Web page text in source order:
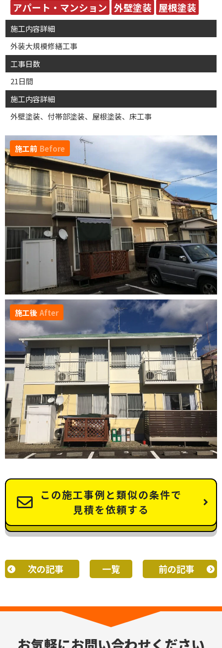
アパート・マンション 外壁塗装 屋根塗装
施工内容詳細
外装大規模修繕工事
工事日数
21日間
施工内容詳細
外壁塗装、付帯部塗装、屋根塗装、床工事
施工前 Before
施工後 After
この施工事例と類似の条件で
見積を依頼する
次の記事 一覧 前の記事